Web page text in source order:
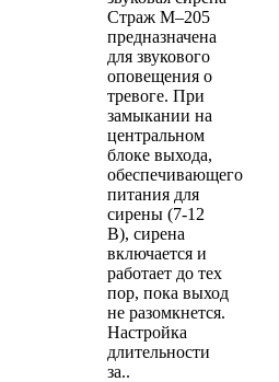
Страж М–205
предназначена
для звукового
оповещения о
тревоге. При
замыкании на
центральном
блоке выхода,
обеспечивающего
питания для
сирены (7-12
В), сирена
включается и
работает до тех
пор, пока выход
не разомкнется.
Настройка
длительности
за..